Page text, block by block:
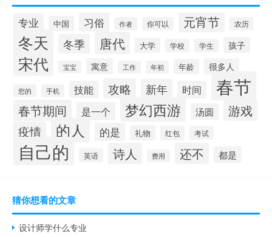
专业 中国 习俗 作者 你可以 元宵节 农历
冬天 冬季 唐代 大学 学校 学生 孩子
宋代 宝宝 寓意 工作 年初 年龄 很多人
您的 手机 技能 攻略 新年 时间 春节
春节期间 是一个 梦幻西游 汤圆 游戏
疫情 的人 的是 礼物 红包 考试
自己的 英语 诗人 费用 还不 都是
猜你想看的文章
设计师学什么专业